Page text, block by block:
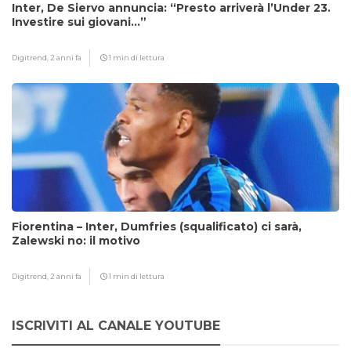
Inter, De Siervo annuncia: “Presto arriverà l’Under 23.
Investire sui giovani…”
Digitrend, 2 anni fa 1 min di lettura
Fiorentina – Inter, Dumfries (squalificato) ci sarà,
Zalewski no: il motivo
Digitrend, 2 anni fa 1 min di lettura
ISCRIVITI AL CANALE YOUTUBE